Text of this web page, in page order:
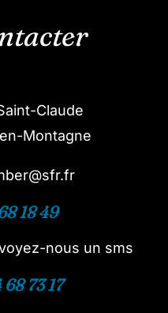
Claude
Montagne
18 49
nous un sms
73 17